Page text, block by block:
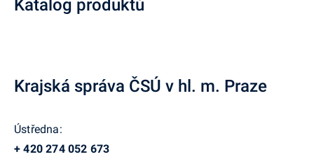
Katalog produktů
Krajská správa ČSÚ v hl. m. Praze
Ústředna:
+ 420 274 052 673